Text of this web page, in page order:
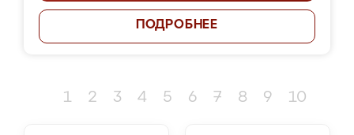
ПОДРОБНЕЕ
1 2 3 4 5 6 7 8 9 10